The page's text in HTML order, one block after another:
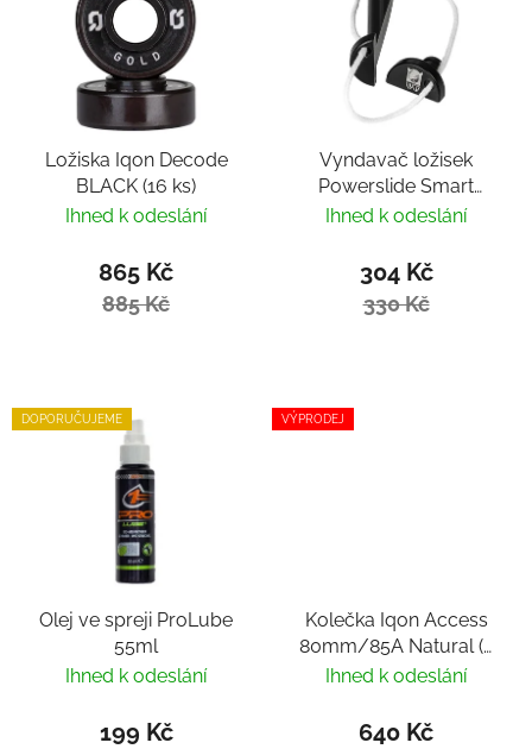
Ložiska Iqon Decode
BLACK (16 ks)
Ihned k odeslání
865 Kč
885 Kč
Vyndavač ložisek
Powerslide Smart
Bearing Remover by
Ihned k odeslání
304 Kč
330 Kč
DOPORUČUJEME
Olej ve spreji ProLube
55ml
Ihned k odeslání
199 Kč
VÝPRODEJ
Kolečka Iqon Access
80mm/85A Natural (4
ks)
Ihned k odeslání
640 Kč